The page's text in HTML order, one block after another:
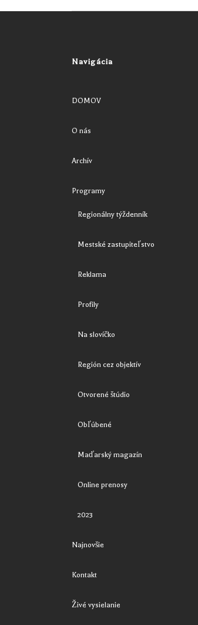
Navigácia
DOMOV
O nás
Archív
Programy
Regionálny týždenník
Mestské zastupiteľstvo
Reklama
Profily
Na slovíčko
Región cez objektív
Otvorené štúdio
Obľúbené
Maďarský magazín
Online prenosy
2023
Najnovšie
Kontakt
Živé vysielanie